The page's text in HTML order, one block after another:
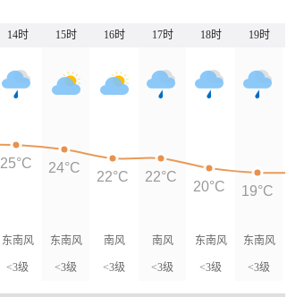
14时 15时 16时 17时 18时 19时
东南风
<3级
东南风
<3级
南风
<3级
南风
<3级
东南风
<3级
东南风
<3级
25°C 24°C
22°C 22°C
20°C 19°C